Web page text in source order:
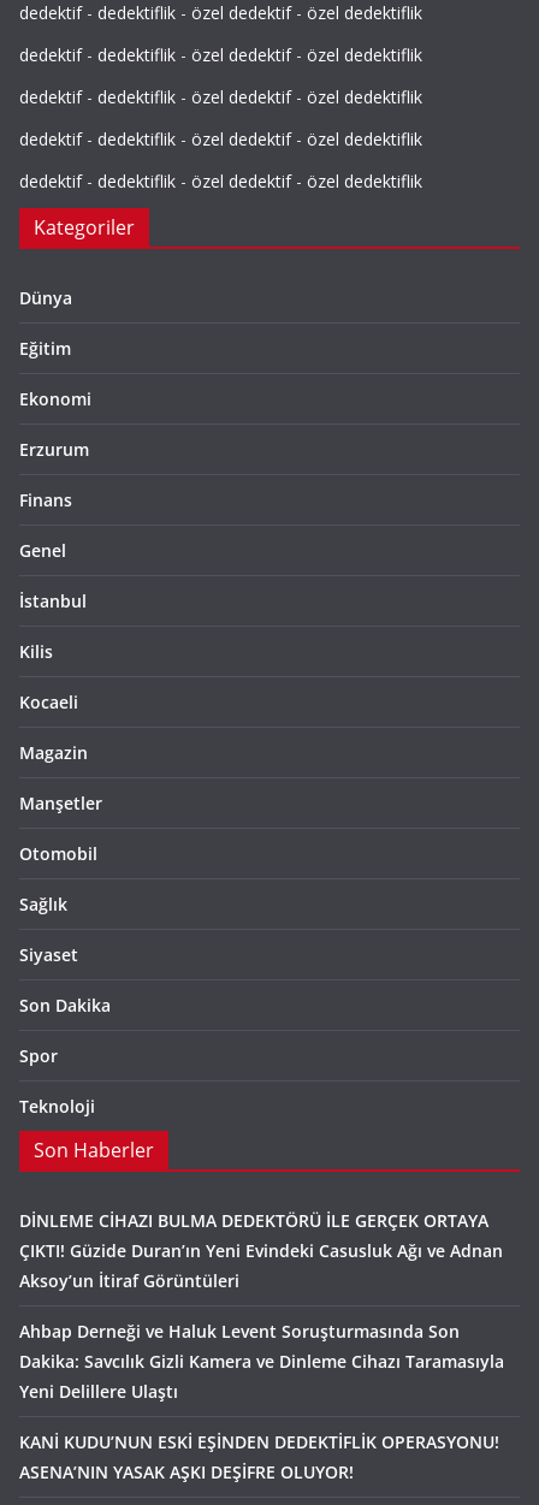
dedektif- dedektiflik - özel dedektif- özel dedektiflik
dedektif- dedektiflik - özel dedektif- özel dedektiflik
dedektif- dedektiflik - özel dedektif- özel dedektiflik
dedektif- dedektiflik - özel dedektif- özel dedektiflik
dedektif- dedektiflik - özel dedektif- özel dedektiflik
Kategoriler
Dünya
Eğitim
Ekonomi
Erzurum
Finans
Genel
İstanbul
Kilis
Kocaeli
Magazin
Manşetler
Otomobil
Sağlık
Siyaset
Son Dakika
Spor
Teknoloji
Son Haberler
DİNLEME CİHAZI BULMA DEDEKTÖRÜ İLE GERÇEK ORTAYA
ÇIKTI! Güzide Duran’ın Yeni Evindeki Casusluk Ağı ve Adnan
Aksoy’un İtiraf Görüntüleri
Ahbap Derneği ve Haluk Levent Soruşturmasında Son
Dakika: Savcılık Gizli Kamera ve Dinleme Cihazı Taramasıyla
Yeni Delillere Ulaştı
KANİ KUDU’NUN ESKİ EŞİNDEN DEDEKTİFLİK OPERASYONU!
ASENA’NIN YASAK AŞKI DEŞİFRE OLUYOR!